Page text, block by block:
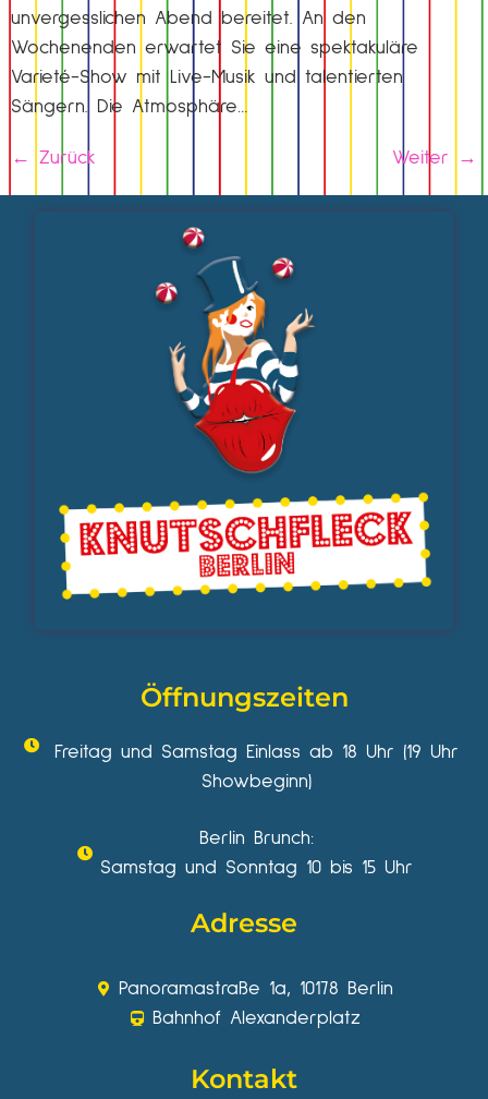
unvergesslichen Abend bereitet. An den
Wochenenden erwartet Sie eine spektakuläre
Varieté-Show mit Live-Musik und talentierten
Sängern. Die Atmosphäre…
← Zurück Weiter →
Öffnungszeiten
Freitag und Samstag Einlass ab 18 Uhr (19 Uhr
Showbeginn)
Berlin Brunch:
Samstag und Sonntag 10 bis 15 Uhr
Adresse
Panoramastraße 1a, 10178 Berlin
Bahnhof Alexanderplatz
Kontakt